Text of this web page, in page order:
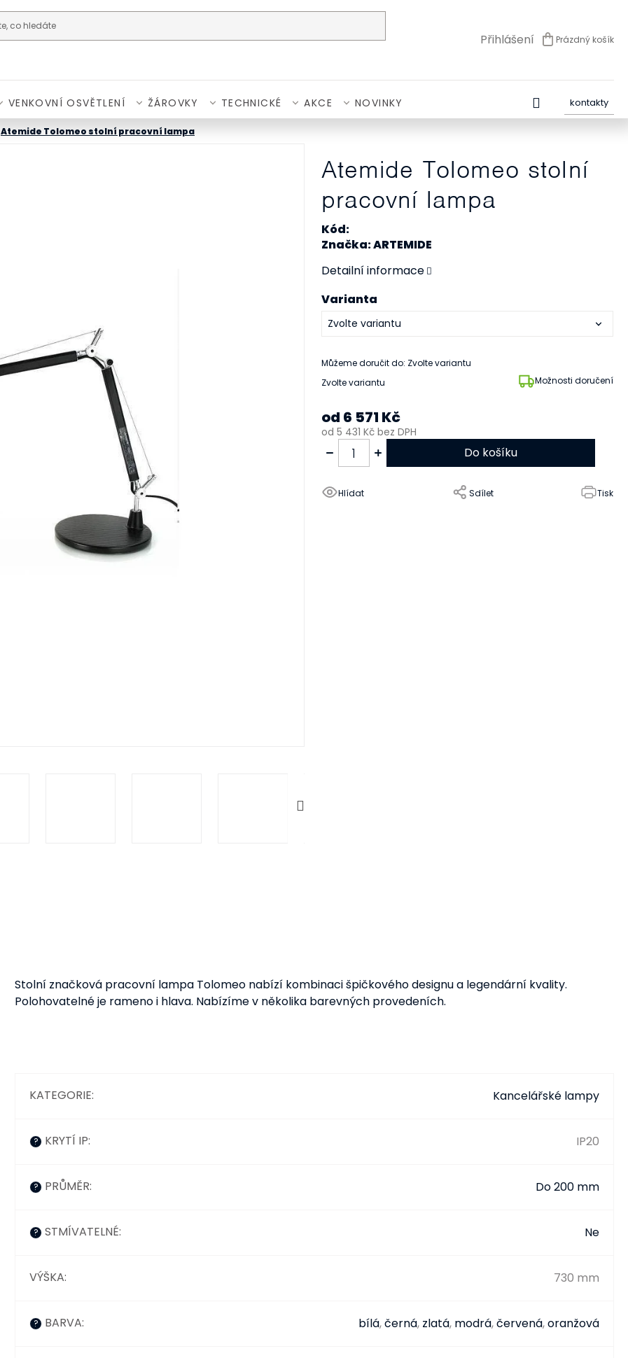
Přihlášení NÁKUPNÍ
Prázdný košík
VENKOVNÍ OSVĚTLENÍ ŽÁROVKY TECHNICKÉ AKCE NOVINKY kontakty
Atemide Tolomeo stolní pracovní lampa
Atemide Tolomeo stolní
pracovní lampa
Kód:
Značka: ARTEMIDE
Zvolte variantu Možnosti doručení
Varianta
Můžeme doručit do: Zvolte variantu
Detailní informace
Tisk
Hlídat Sdílet
od 6 571 Kč
od 5 431 Kčbez DPH
Do košíku
Stolní značková pracovní lampa Tolomeo nabízí kombinaci špičkového designu a legendární kvality.
Polohovatelné je rameno i hlava. Nabízíme v několika barevných provedeních.
KATEGORIE: Kancelářské lampy
? KRYTÍ IP: IP20
? PRŮMĚR: Do 200 mm
? STMÍVATELNÉ: Ne
VÝŠKA: 730 mm
? BARVA: bílá,černá, zlatá, modrá,červená,oranžová